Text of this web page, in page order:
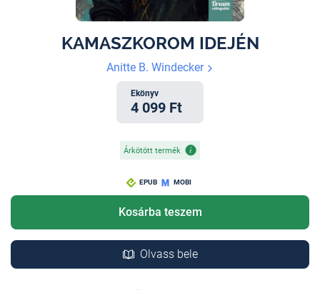
KAMASZKOROM IDEJÉN
Anitte B. Windecker
Ekönyv
4 099 Ft
Árkötött termék
EPUB MOBI
Kosárba teszem
Olvass bele